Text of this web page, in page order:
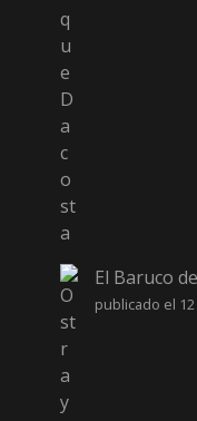
El Baruco
publicado el